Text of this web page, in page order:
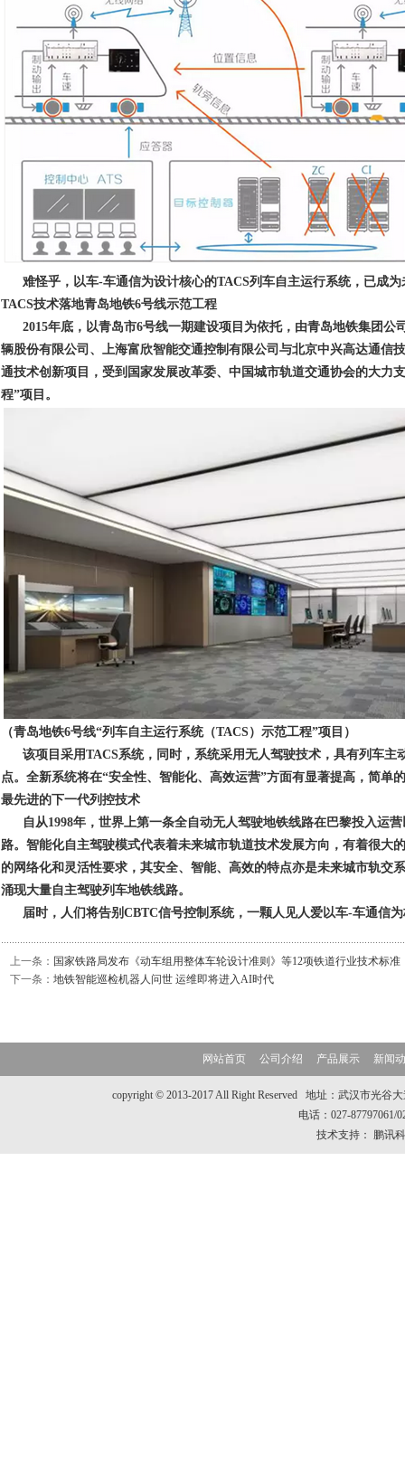
难怪乎，以车-车通信为设计核心的TACS列车自主运行系统，已成
TACS技术落地青岛地铁6号线示范工程
2015年底，以青岛市6号线一期建设项目为依托，由青岛地铁集团
辆股份有限公司、上海富欣智能交通控制有限公司与北京中兴高达通信
通技术创新项目，受到国家发展改革委、中国城市轨道交通协会的大力
程”项目。
（青岛地铁6号线“列车自主运行系统（TACS）示范工程”项目）
该项目采用TACS系统，同时，系统采用无人驾驶技术，具有列车
点。全新系统将在“安全性、智能化、高效运营”方面有显著提高，简单
最先进的下一代列控技术
自从1998年，世界上第一条全自动无人驾驶地铁线路在巴黎投入运
路。智能化自主驾驶模式代表着未来城市轨道技术发展方向，有着很大
的网络化和灵活性要求，其安全、智能、高效的特点亦是未来城市轨交
涌现大量自主驾驶列车地铁线路。
届时，人们将告别CBTC信号控制系统，一颗人见人爱以车-车通信
上一条： 国家铁路局发布《动车组用整体车轮设计准则》等12项铁道行业技术标准
下一条：地铁智能巡检机器人问世 运维即将进入AI时代
网站首页 公司介绍 产品展示 新闻
copyright © 2013-2017 All Right Reserved 地址：武汉市光
电话：027-
技术支持：
鹏讯